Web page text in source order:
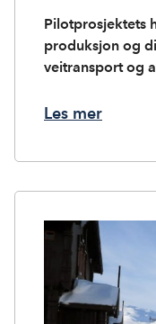
Pilotprosjektets
produksjon og
veitransport og
Les mer